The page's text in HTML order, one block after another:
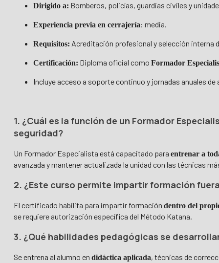
Dirigido a: Bomberos, policías, guardias civiles y
Experiencia previa en cerrajería: media.
Requisitos: Acreditación profesional y selección interna
Certificación: Diploma oficial como Formador
Incluye acceso a soporte continuo y jornadas anuales
1. ¿Cuál es la función de un Formador
seguridad?
Un Formador Especialista está capacitado para entrenar a
avanzada y mantener actualizada la unidad con las técnicas
2. ¿Este curso permite impartir formación
El certificado habilita para impartir formación dentro del
se requiere autorización específica del Método Katana.
3. ¿Qué habilidades pedagógicas se
Se entrena al alumno en didáctica aplicada, técnicas de